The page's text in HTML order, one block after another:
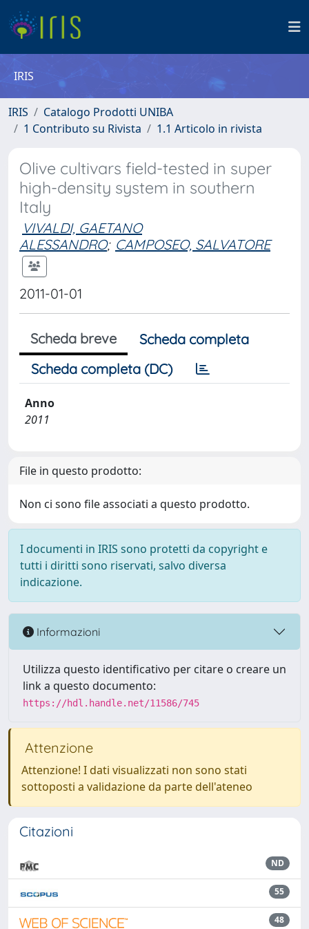
IRIS
IRIS
Catalogo Prodotti UNIBA
1 Contributo su Rivista
1.1 Articolo in rivista
Olive cultivars field-tested in super
high-density system in southern
Italy
VIVALDI, GAETANO
ALESSANDRO; CAMPOSEO, SALVATORE
2011-01-01
Scheda breve
Scheda completa
Scheda completa (DC)
Anno
2011
File in questo prodotto:
Non ci sono file associati a questo prodotto.
I documenti in IRIS sono protetti da copyright e
tutti i diritti sono riservati, salvo diversa
indicazione.
Informazioni
Utilizza questo identificativo per citare o creare un
link a questo documento:
https://hdl.handle.net/11586/745
Attenzione
Attenzione! I dati visualizzati non sono stati
sottoposti a validazione da parte dell'ateneo
Citazioni
ND
55
48